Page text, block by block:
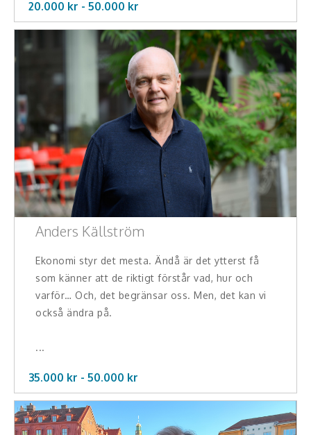
20.000 kr - 50.000 kr
Anders Källström
Ekonomi styr det mesta. Ändå är det ytterst få
som känner att de riktigt förstår vad, hur och
varför… Och, det begränsar oss. Men, det kan vi
också ändra på.
...
35.000 kr - 50.000 kr